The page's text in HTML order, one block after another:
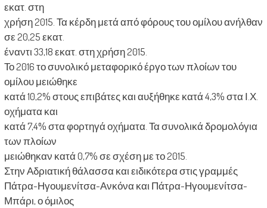
εκατ. στη
χρήση 2015. Τα κέρδη μετά από φόρους του ομίλου ανήλθαν
σε 20,25 εκατ.
έναντι 33,18 εκατ. στη χρήση 2015.
Το 2016 το συνολικό μεταφορικό έργο των πλοίων του
ομίλου μειώθηκε
κατά 10,2% στους επιβάτες και αυξήθηκε κατά 4,3% στα Ι.Χ.
οχήματα και
κατά 7,4% στα φορτηγά οχήματα. Τα συνολικά δρομολόγια
των πλοίων
μειώθηκαν κατά 0,7% σε σχέση με το 2015.
Στην Αδριατική θάλασσα και ειδικότερα στις γραμμές
Πάτρα-Ηγουμενίτσα-Ανκόνα και Πάτρα-Ηγουμενίτσα-
Μπάρι, ο όμιλος